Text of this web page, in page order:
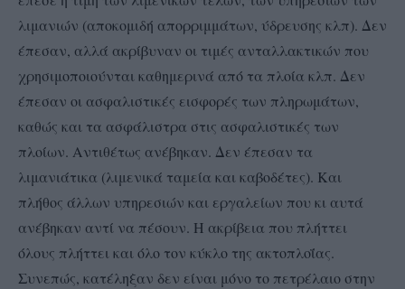
λιμανιών (αποκομιδή απορριμμάτων, ύδρευσης κλπ). Δεν
έπεσαν, αλλά ακρίβυναν οι τιμές ανταλλακτικών που
χρησιμοποιούνται καθημερινά από τα πλοία κλπ. Δεν
έπεσαν οι ασφαλιστικές εισφορές των πληρωμάτων,
καθώς και τα ασφάλιστρα στις ασφαλιστικές των
πλοίων. Αντιθέτως ανέβηκαν. Δεν έπεσαν τα
λιμανιάτικα (λιμενικά ταμεία και καβοδέτες). Και
πλήθος άλλων υπηρεσιών και εργαλείων που κι αυτά
ανέβηκαν αντί να πέσουν. Η ακρίβεια που πλήττει
όλους πλήττει και όλο τον κύκλο της ακτοπλοΐας.
Συνεπώς, κατέληξαν δεν είναι μόνο το πετρέλαιο στην